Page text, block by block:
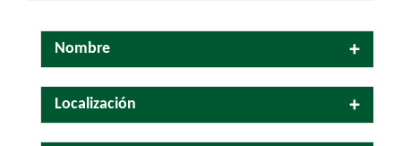
Nombre
Localización